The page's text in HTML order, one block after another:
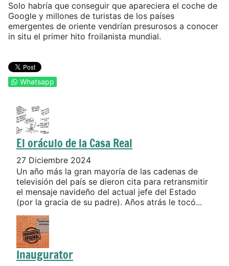
Solo habría que conseguir que apareciera el coche de
Google y millones de turistas de los países
emergentes de oriente vendrían presurosos a conocer
in situ el primer hito froilanista mundial.
Whatsapp
El oráculo de la Casa Real
27 Diciembre 2024
Un año más la gran mayoría de las cadenas de
televisión del país se dieron cita para retransmitir
el mensaje navideño del actual jefe del Estado
(por la gracia de su padre). Años atrás le tocó...
Inaugurator